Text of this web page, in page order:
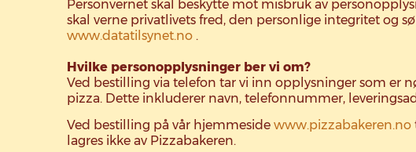
Personvernet skal beskytte mot misbruk av
skal verne privatlivets fred, den personlige integritet og
www.datatilsynet.no.
Hvilke personopplysninger ber vi om?
Ved bestilling via telefon tar vi inn opplysninger som er
pizza. Dette inkluderer navn, telefonnummer,
Ved bestilling på vår hjemmeside www.pizzabakeren.no
lagres ikke av Pizzabakeren.